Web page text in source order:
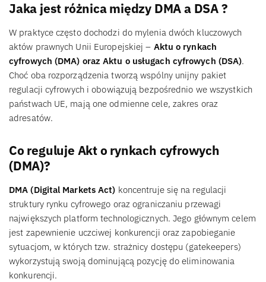
Jaka jest różnica między DMA a DSA ?
W praktyce często dochodzi do mylenia dwóch kluczowych
aktów prawnych Unii Europejskiej – Aktu o rynkach
cyfrowych (DMA) oraz Aktu o usługach cyfrowych (DSA).
Choć oba rozporządzenia tworzą wspólny unijny pakiet
regulacji cyfrowych i obowiązują bezpośrednio we wszystkich
państwach UE, mają one odmienne cele, zakres oraz
adresatów.
Co reguluje Akt o rynkach cyfrowych
(DMA)?
DMA (Digital Markets Act) koncentruje się na regulacji
struktury rynku cyfrowego oraz ograniczaniu przewagi
największych platform technologicznych. Jego głównym celem
jest zapewnienie uczciwej konkurencji oraz zapobieganie
sytuacjom, w których tzw. strażnicy dostępu (gatekeepers)
wykorzystują swoją dominującą pozycję do eliminowania
konkurencji.